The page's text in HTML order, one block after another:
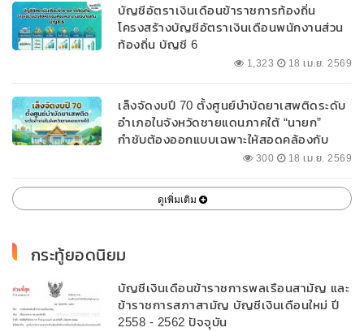
บัญชีอัตราเงินเดือนข้าราชการท้องถิ่น
โครงสร้างบัญชีอัตราเงินเดือนพนักงานส่วน
ท้องถิ่น บัญชี 6
1,323 18 เม.ย. 2569
เล็งจัดงบปี 70 ตั้งศูนย์บำบัดยาเสพติดระดับ
อำเภอในจังหวัดชายแดนภาคใต้ “นายก”
กำชับต้องออกแบบเฉพาะให้สอดคล้องกับ
300 18 เม.ย. 2569
ดูเพิ่มเติม
กระทู้ยอดนิยม
บัญชีเงินเดือนข้าราชการพลเรือนสามัญ และ
ข้าราชการสภาสามัญ บัญชีเงินเดือนใหม่ ปี
2558 - 2562 ปัจจุบัน